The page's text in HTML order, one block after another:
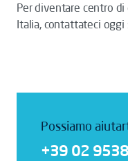
Per diventare centro
Italia, contattateci oggi
Possiamo
+39 02